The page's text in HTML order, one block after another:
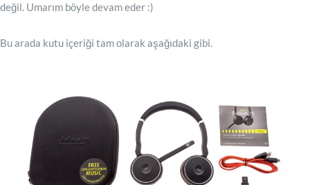
değil. Umarım böyle devam eder :)
Bu arada kutu içeriği tam olarak aşağıdaki gibi.